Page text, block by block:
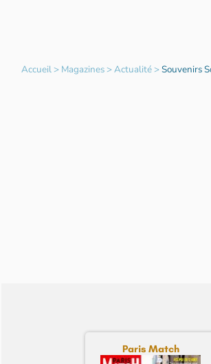
Accueil> Magazines>Actualité>Souvenirs
Paris Match